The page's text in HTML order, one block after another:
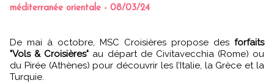
méditerranée orientale - 08/03/24
De mai à octobre, MSC Croisières propose des forfaits
"Vols & Croisières" au départ de Civitavecchia (Rome) ou
du Pirée (Athènes) pour découvrir les l’Italie, la Grèce et la
Turquie.